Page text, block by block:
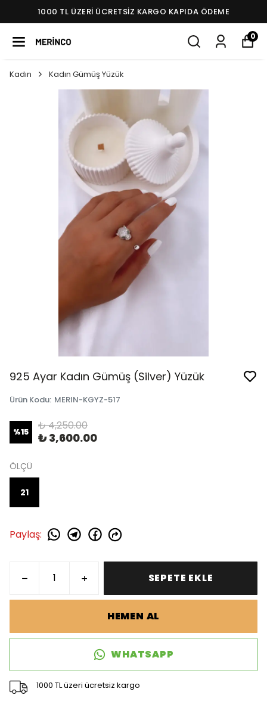
1000 TL ÜZERI ÜCRETSIZ KARGO KAPIDA ÖDEME
0
Kadın Kadın Gümüş Yüzük
925 Ayar Kadın Gümüş (Silver) Yüzük
Ürün Kodu: MERIN-KGYZ-517
%15 ₺ 4,250.00
₺ 3,600.00
ÖLÇÜ
21
Paylaş:
SEPETE EKLE
HEMEN AL
WHATSAPP
1000 TL üzeri ücretsiz kargo